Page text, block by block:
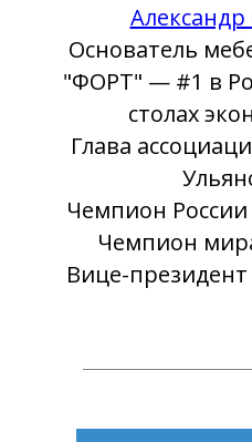
Основатель
"ФОРТ" — #1 в
столах
Глава
Чемпион России
Чемпион
Вице-президент